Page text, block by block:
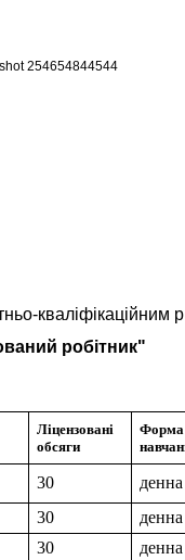
кваліфікаційним
робітник"
Ліцензовані
обсяги
Форма
30
денна
30
денна
30 денна